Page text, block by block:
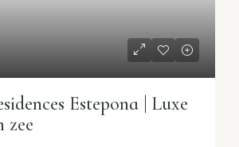
Estepona | Luxe
zee